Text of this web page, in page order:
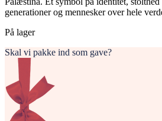
generationer og mennesker over hele
På lager
Skal vi pakke ind som gave?